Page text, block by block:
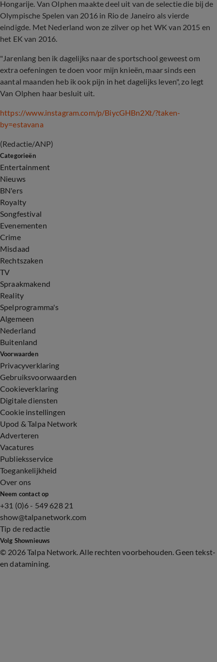
Hongarije. Van Olphen maakte deel uit van de selectie die bij de
Olympische Spelen van 2016 in Rio de Janeiro als vierde
eindigde. Met Nederland won ze zilver op het WK van 2015 en
het EK van 2016.
"Jarenlang ben ik dagelijks naar de sportschool geweest om
extra oefeningen te doen voor mijn knieën, maar sinds een
aantal maanden heb ik ook pijn in het dagelijks leven", zo legt
Van Olphen haar besluit uit.
https://www.instagram.com/p/BiycGHBn2Xt/?taken-
by=estavana
(Redactie/ANP)
Categorieën
Entertainment
Nieuws
BN'ers
Royalty
Songfestival
Evenementen
Crime
Misdaad
Rechtszaken
TV
Spraakmakend
Reality
Spelprogramma's
Algemeen
Nederland
Buitenland
Voorwaarden
Privacyverklaring
Gebruiksvoorwaarden
Cookieverklaring
Digitale diensten
Cookie instellingen
Upod & Talpa Network
Adverteren
Vacatures
Publieksservice
Toegankelijkheid
Over ons
Neem contact op
+31 (0)6 - 549 628 21
show@talpanetwork.com
Tip de redactie
Volg Shownieuws
© 2026 Talpa Network. Alle rechten voorbehouden. Geen tekst-
en datamining.